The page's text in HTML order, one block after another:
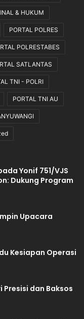
& HUKUM
PORTAL POLRES
POLRESTABES
SATLANTAS
TNI - POLRI
PORTAL TNI AU
Yonif 751/VJS
Dukung Program
Upacara
Kesiapan Operasi
Presisi dan Baksos